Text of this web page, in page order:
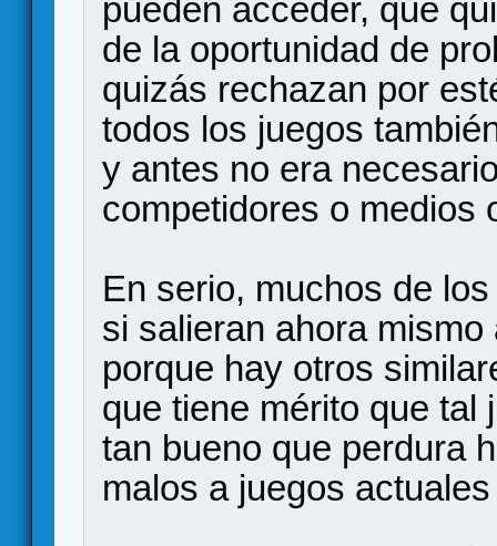
pueden acceder, que
de la oportunidad de
quizás rechazan por
todos los juegos
y antes no era
competidores o medios
En serio, muchos de
si salieran ahora
porque hay otros
que tiene mérito que tal
tan bueno que perdura
malos a juegos